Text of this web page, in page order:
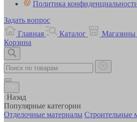
Политика
Задать вопрос
Главная
Каталог Магазины
Корзина
Назад
Популярные категории
Отделочные материалы Строительные